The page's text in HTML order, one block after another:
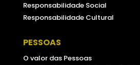
Responsabilidade Social
Responsabilidade Cultural
PESSOAS
O valor das Pessoas